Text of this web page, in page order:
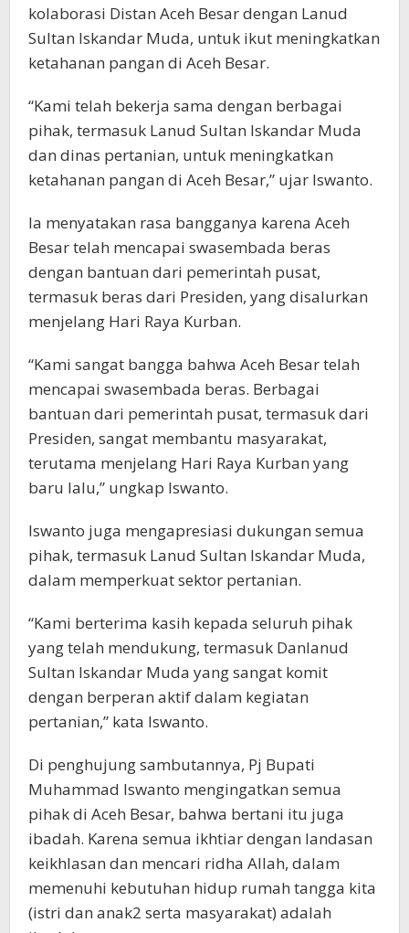
kolaborasi Distan Aceh Besar dengan Lanud
Sultan Iskandar Muda, untuk ikut meningkatkan
ketahanan pangan di Aceh Besar.
“Kami telah bekerja sama dengan berbagai
pihak, termasuk Lanud Sultan Iskandar Muda
dan dinas pertanian, untuk meningkatkan
ketahanan pangan di Aceh Besar,” ujar Iswanto.
Ia menyatakan rasa bangganya karena Aceh
Besar telah mencapai swasembada beras
dengan bantuan dari pemerintah pusat,
termasuk beras dari Presiden, yang disalurkan
menjelang Hari Raya Kurban.
“Kami sangat bangga bahwa Aceh Besar telah
mencapai swasembada beras. Berbagai
bantuan dari pemerintah pusat, termasuk dari
Presiden, sangat membantu masyarakat,
terutama menjelang Hari Raya Kurban yang
baru lalu,” ungkap Iswanto.
Iswanto juga mengapresiasi dukungan semua
pihak, termasuk Lanud Sultan Iskandar Muda,
dalam memperkuat sektor pertanian.
“Kami berterima kasih kepada seluruh pihak
yang telah mendukung, termasuk Danlanud
Sultan Iskandar Muda yang sangat komit
dengan berperan aktif dalam kegiatan
pertanian,” kata Iswanto.
Di penghujung sambutannya, Pj Bupati
Muhammad Iswanto mengingatkan semua
pihak di Aceh Besar, bahwa bertani itu juga
ibadah. Karena semua ikhtiar dengan landasan
keikhlasan dan mencari ridha Allah, dalam
memenuhi kebutuhan hidup rumah tangga kita
(istri dan anak2 serta masyarakat) adalah